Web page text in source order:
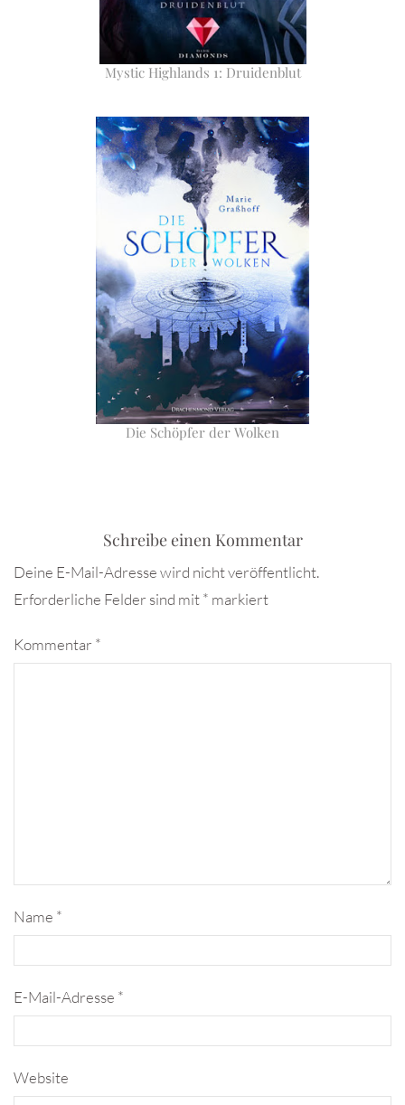
Mystic Highlands 1: Druidenblut
Die Schöpfer der Wolken
Schreibe einen Kommentar
Deine E-Mail-Adresse wird nicht veröffentlicht.
Erforderliche Felder sind mit* markiert
Kommentar *
Name *
E-Mail-Adresse *
Website